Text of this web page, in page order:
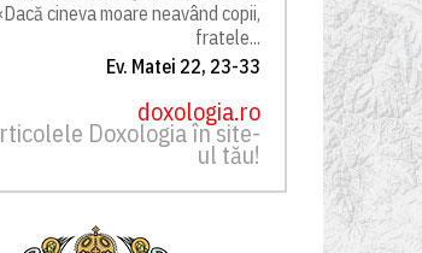
cineva moare neavând copii,
fratele...
Ev. Matei 22, 23-33
doxologia.ro
Doxologia în site-
ul tău!